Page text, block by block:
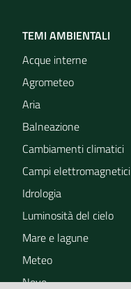
TEMI AMBIENTALI
Acque interne
Agrometeo
Aria
Balneazione
Cambiamenti climatici
Campi elettromagnetici
Idrologia
Luminosità del cielo
Mare e lagune
Meteo
Neve